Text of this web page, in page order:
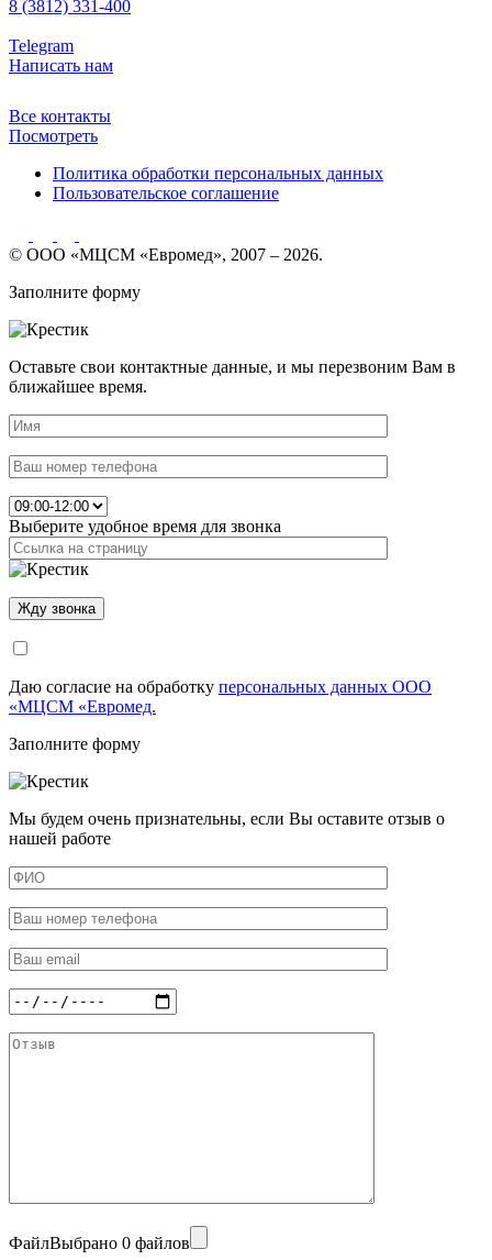
8 (3812) 331-400
Telegram
Написать нам
Все контакты
Посмотреть
Политика обработки персональных данных
Пользовательское соглашение
© ООО «МЦСМ «Евромед», 2007 – 2026.
Заполните форму
Оставьте свои контактные данные, и мы перезвоним Вам в
ближайшее время.
Выберите удобное время для звонка
Даю согласие на обработку персональных данных ООО
«МЦСМ «Евромед.
Заполните форму
Мы будем очень признательны, если Вы оставите отзыв о
нашей работе
ФайлВыбрано 0 файлов